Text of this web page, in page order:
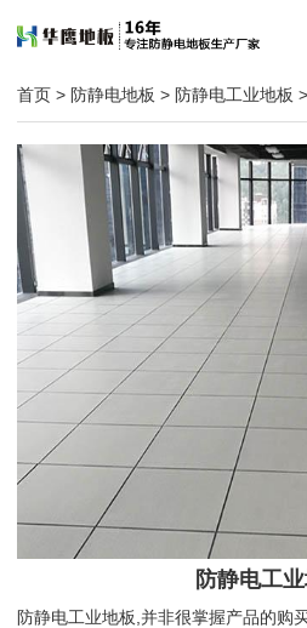
首页 > 防静电地板 > 防静电工业地板 >
防静电工
防静电工业地板,并非很掌握产品的购